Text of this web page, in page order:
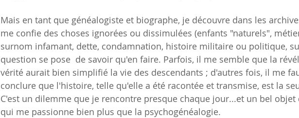
Mais en tant que généalogiste et biographe, je découvre dans les
me confie des choses ignorées ou dissimulées (enfants "naturels",
surnom infamant, dette, condamnation, histoire militaire ou politique,
question se pose  de savoir qu'en faire. Parfois, il me semble que la
vérité aurait bien simplifié la vie des descendants ; d'autres fois, il me
conclure que l'histoire, telle qu'elle a été racontée et transmise, est la
C'est un dilemme que je rencontre presque chaque jour...et un bel objet
qui me passionne bien plus que la psychogénéalogie.